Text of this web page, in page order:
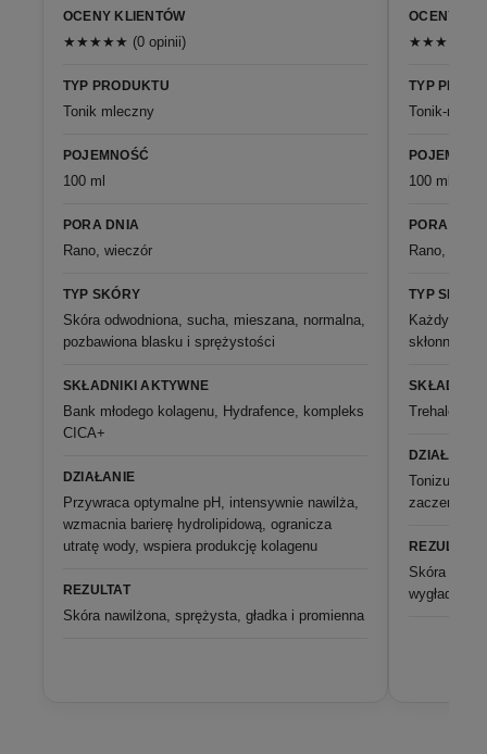
OCENY KLIENTÓW
★★★★★ (0 opinii)
TYP PRODUKTU
Tonik mleczny
POJEMNOŚĆ
100 ml
PORA DNIA
Rano, wieczór
TYP SKÓRY
Skóra odwodniona, sucha, mieszana, normalna,
pozbawiona blasku i sprężystości
SKŁADNIKI AKTYWNE
Bank młodego kolagenu, Hydrafence, kompleks
CICA+
DZIAŁANIE
Przywraca optymalne pH, intensywnie nawilża,
wzmacnia barierę hydrolipidową, ogranicza
utratę wody, wspiera produkcję kolagenu
REZULTAT
Skóra nawilżona, sprężysta, gładka i promienna
OCENY
★★★★★ (5
TYP
Tonik-
100 ml
PORA DNIA
Rano,
TYP SKÓRY
Każdy
skłonna do
SKŁADNIKI
Trehaloza
DZIAŁANIE
Tonizuje,
REZULTAT
Skóra
wygładzona